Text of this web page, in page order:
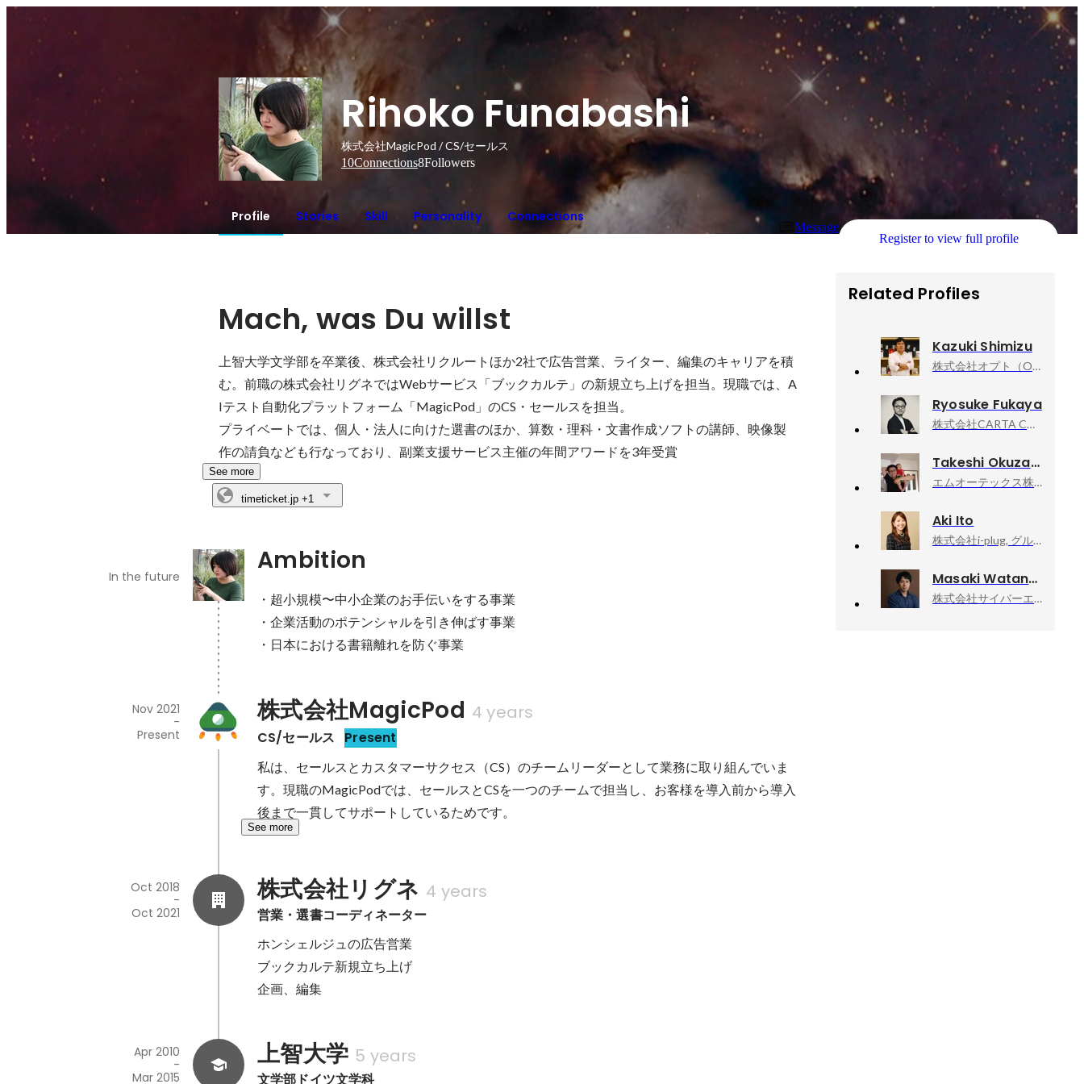
Rihoko Funabashi
株式会社MagicPod / CS/セールス
10Connections8Followers
Profile Stories Skill Personality Connections
Message
Register to view full profile
Mach, was Du willst
上智大学文学部を卒業後、株式会社リクルートほか2社で広告営業、ライター、編集のキャリアを積
む。前職の株式会社リグネではWebサービス「ブックカルテ」の新規立ち上げを担当。現職では、A
Iテスト自動化プラットフォーム「MagicPod」のCS・セールスを担当。
プライベートでは、個人・法人に向けた選書のほか、算数・理科・文書作成ソフトの講師、映像製
作の請負なども行なっており、副業支援サービス主催の年間アワードを3年受賞
See more
timeticket.jp+1
Ambition
In the future
・超小規模〜中小企業のお手伝いをする事業
・企業活動のポテンシャルを引き伸ばす事業
・日本における書籍離れを防ぐ事業
株式会社MagicPod 4 years
CS/セールス Present
Nov 2021
-
Present
私は、セールスとカスタマーサクセス（CS）のチームリーダーとして業務に取り組んでいま
す。現職のMagicPodでは、セールスとCSを一つのチームで担当し、お客様を導入前から導入
後まで一貫してサポートしているためです。
See more
株式会社リグネ 4 years
営業・選書コーディネーター
Oct 2018
-
Oct 2021
ホンシェルジュの広告営業
ブックカルテ新規立ち上げ
企画、編集
上智大学 5 years
文学部ドイツ文学科
Apr 2010
-
Mar 2015
Related Profiles
Kazuki Shimizu
株式会社オプト（OPT, Inc.）, 部長
Ryosuke Fukaya
株式会社CARTA COMMUNICATIONS, Manager / Media planner
Takeshi Okuzawa
エムオーテックス株式会社
Aki Ito
株式会社i-plug, グループマネージャー
Masaki Watanabe
株式会社サイバーエージェント, 新R25編集長